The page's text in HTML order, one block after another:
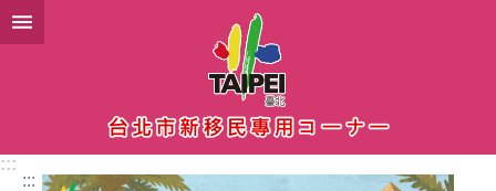
メインコンテンツブロックにスキップ
:::
:::